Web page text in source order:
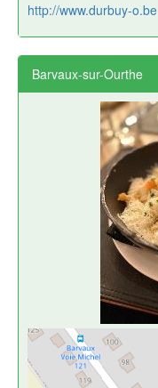
http://www.durbuy-o.be
Barvaux-sur-Ourthe